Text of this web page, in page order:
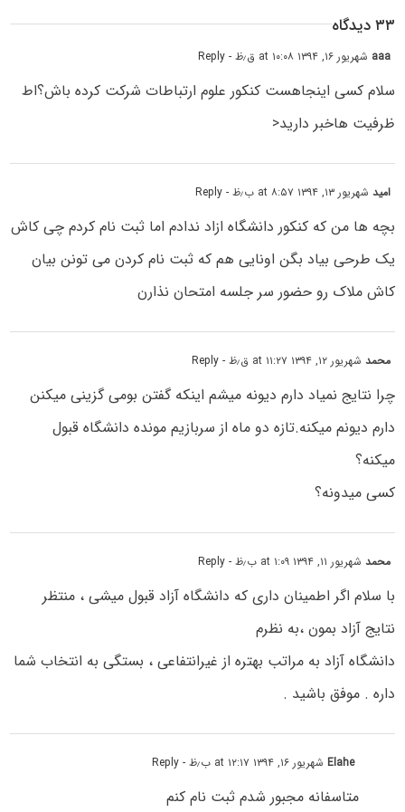
۳۳ دیدگاه
aaa شهریور ۱۶, ۱۳۹۴ at ۱۰:۰۸ ق٫ظ - Reply
سلام کسی اینجاهست کنکور علوم ارتباطات شرکت کرده باش؟اط
ظرفیت هاخبر دارید<
امیدشهریور ۱۳, ۱۳۹۴ at ۸:۵۷ ب٫ظ - Reply
بچه ها من که کنکور دانشگاه ازاد ندادم اما ثبت نام کردم چی کاش
یک طرحی بیاد بگن اونایی هم که ثبت نام کردن می تونن بیان
کاش ملاک رو حضور سر جلسه امتحان نذارن
محمدشهریور ۱۲, ۱۳۹۴ at ۱۱:۲۷ ق٫ظ - Reply
چرا نتایج نمیاد دارم دیونه میشم اینکه گفتن بومی گزینی میکنن
دارم دیونم میکنه.تازه دو ماه از سربازیم مونده دانشگاه قبول
میکنه؟
کسی میدونه؟
محمدشهریور ۱۱, ۱۳۹۴ at ۱:۰۹ ب٫ظ - Reply
با سلام اگر اطمینان داری که دانشگاه آزاد قبول میشی ، منتظر
نتایج آزاد بمون ،به نظرم
دانشگاه آزاد به مراتب بهتره از غیرانتفاعی ، بستگی به انتخاب شما
داره . موفق باشید .
Elaheشهریور ۱۶, ۱۳۹۴ at ۱۲:۱۷ ب٫ظ - Reply
متاسفانه مجبور شدم ثبت نام کنم